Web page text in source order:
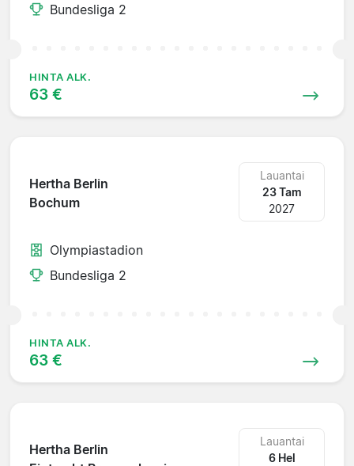
Bundesliga 2
HINTA ALK.
63 €
Hertha Berlin
Bochum
Lauantai
23 Tam
2027
Olympiastadion
Bundesliga 2
HINTA ALK.
63 €
Hertha Berlin
Lauantai
6 Hel